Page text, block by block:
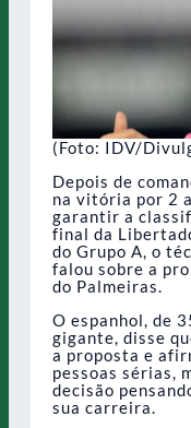
(Foto: IDV/
Depois de
na vitória por 2
garantir a
final da
do Grupo A, o
falou sobre a
do Palmeiras.
O espanhol, de
gigante, disse
a proposta e
pessoas sérias,
decisão
sua carreira.